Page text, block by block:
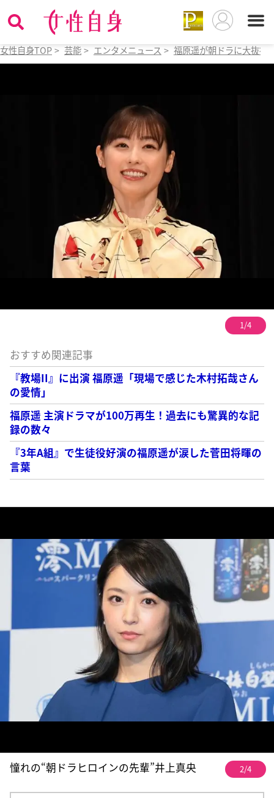
女性自身TOP > 芸能 > エンタメニュース > 福原遥が朝ドラに大抜擢
1/4
おすすめ関連記事
『教場II』に出演 福原遥「現場で感じた木村拓哉さん
の愛情」
福原遥 主演ドラマが100万再生！過去にも驚異的な記
録の数々
『3年A組』で生徒役好演の福原遥が涙した菅田将暉の
言葉
憧れの“朝ドラヒロインの先輩”井上真央 2/4